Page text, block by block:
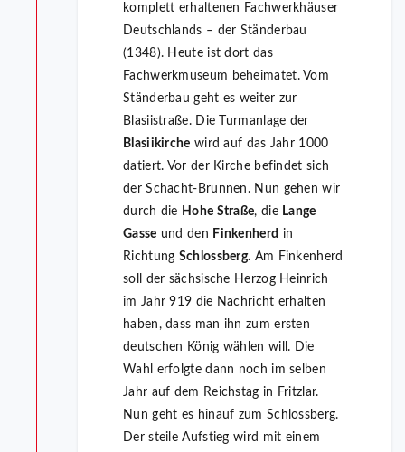
komplett erhaltenen Fachwerkhäuser
Deutschlands – der Ständerbau
(1348). Heute ist dort das
Fachwerkmuseum beheimatet. Vom
Ständerbau geht es weiter zur
Blasiistraße. Die Turmanlage der
Blasiikirche wird auf das Jahr 1000
datiert. Vor der Kirche befindet sich
der Schacht-Brunnen. Nun gehen wir
durch die Hohe Straße, die Lange
Gasse und den Finkenherd in
Richtung Schlossberg. Am Finkenherd
soll der sächsische Herzog Heinrich
im Jahr 919 die Nachricht erhalten
haben, dass man ihn zum ersten
deutschen König wählen will. Die
Wahl erfolgte dann noch im selben
Jahr auf dem Reichstag in Fritzlar.
Nun geht es hinauf zum Schlossberg.
Der steile Aufstieg wird mit einem